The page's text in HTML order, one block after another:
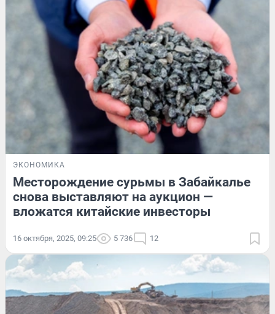
ЭКОНОМИКА
Месторождение сурьмы в Забайкалье
снова выставляют на аукцион —
вложатся китайские инвесторы
16 октября, 2025, 09:25 5 736 12